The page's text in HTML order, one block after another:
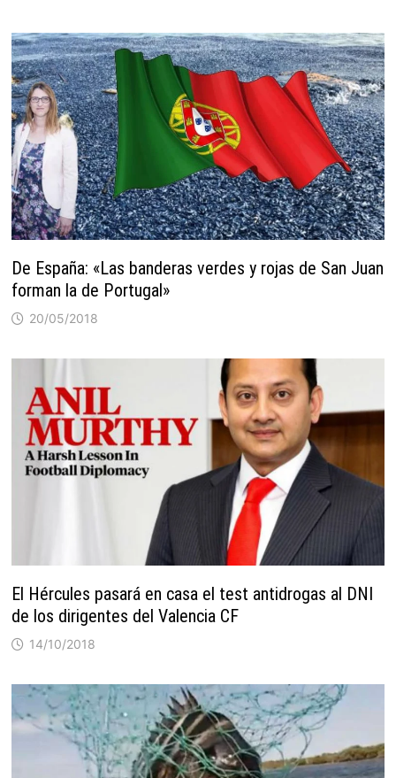
De España: «Las banderas verdes y rojas de San Juan
forman la de Portugal»
20/05/2018
El Hércules pasará en casa el test antidrogas al DNI
de los dirigentes del Valencia CF
14/10/2018